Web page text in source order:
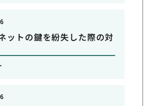
ットの鍵を紛失した際の対